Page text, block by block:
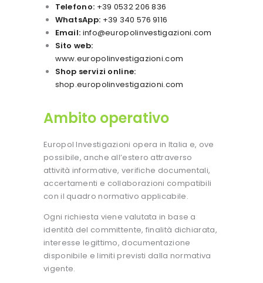
Telefono: +39 0532 206 836
WhatsApp: +39 340 576 9116
Email: info@europolinvestigazioni.com
Sito web:
www.europolinvestigazioni.com
Shop servizi online:
shop.europolinvestigazioni.com
Ambito operativo
Europol Investigazioni opera in Italia e, ove
possibile, anche all’estero attraverso
attività informative, verifiche documentali,
accertamenti e collaborazioni compatibili
con il quadro normativo applicabile.
Ogni richiesta viene valutata in base a
identità del committente, finalità dichiarata,
interesse legittimo, documentazione
disponibile e limiti previsti dalla normativa
vigente.